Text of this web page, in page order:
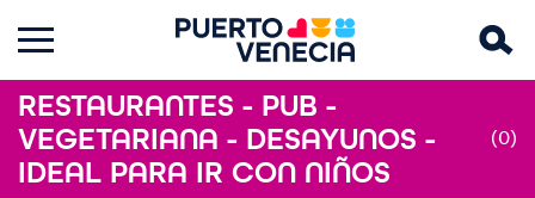
RESTAURANTES - PUB -
VEGETARIANA - DESAYUNOS -
IDEAL PARA IR CON NIÑOS
(0)